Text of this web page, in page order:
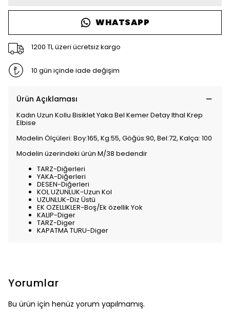
WHATSAPP
1200 TL üzeri ücretsiz kargo
10 gün içinde iade değişim
Ürün Açıklaması
Kadın Uzun Kollu Bisiklet Yaka Bel Kemer Detay Ithal Krep
Elbise
Modelin Ölçüleri: Boy:165, Kg:55, Göğüs:90, Bel:72, Kalça: 100
Modelin üzerindeki ürün M/38 bedendir
TARZ-Diğerleri
YAKA-Diğerleri
DESEN-Diğerleri
KOL UZUNLUK-Uzun Kol
UZUNLUK-Diz Üstü
EK OZELLIKLER-Boş/Ek özellik Yok
KALIP-Diger
TARZ-Diger
KAPATMA TURU-Diger
Yorumlar
Bu ürün için henüz yorum yapılmamış.